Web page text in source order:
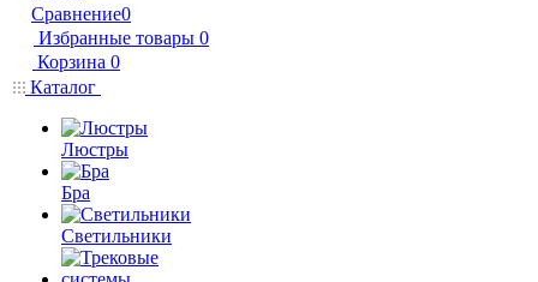
Сравнение0
Избранные товары 0
Корзина 0
Каталог
Люстры
Бра
Светильники